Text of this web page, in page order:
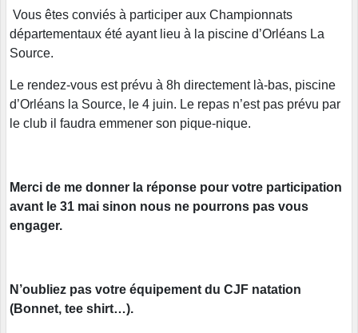
Vous êtes conviés à participer aux Championnats
départementaux été ayant lieu à la piscine d’Orléans La
Source.
Le rendez-vous est prévu à 8h directement là-bas, piscine
d’Orléans la Source, le 4 juin. Le repas n’est pas prévu par
le club il faudra emmener son pique-nique.
Merci de me donner la réponse pour votre participation
avant le 31 mai sinon nous ne pourrons pas vous
engager.
N’oubliez pas votre équipement du CJF natation
(Bonnet, tee shirt…).